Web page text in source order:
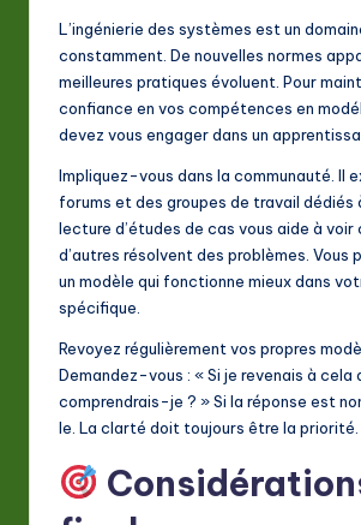
L’ingénierie des systèmes est un
constamment. De nouvelles normes
meilleures pratiques évoluent. Pour
confiance en vos compétences en
devez vous engager dans un
Impliquez-vous dans la communauté. Il
forums et des groupes de travail dédiés
lecture d’études de cas vous aide à voir
d’autres résolvent des problèmes. Vous
un modèle qui fonctionne mieux dans
spécifique.
Revoyez régulièrement vos propres
Demandez-vous : « Si je revenais à cela
comprendrais-je ? » Si la réponse est
le. La clarté doit toujours être la priorité.